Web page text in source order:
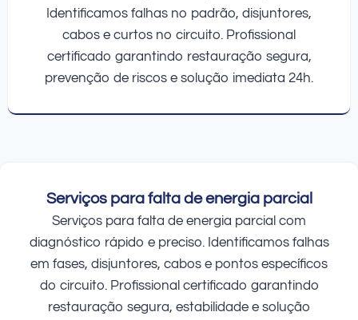
Identificamos falhas no padrão, disjuntores,
cabos e curtos no circuito. Profissional
certificado garantindo restauração segura,
prevenção de riscos e solução imediata 24h.
Serviços para falta de energia parcial
Serviços para falta de energia parcial com
diagnóstico rápido e preciso. Identificamos falhas
em fases, disjuntores, cabos e pontos específicos
do circuito. Profissional certificado garantindo
restauração segura, estabilidade e solução